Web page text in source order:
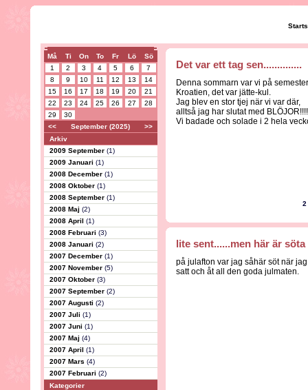
Må Ti On To Fr Lö
Sö
1
2 3 4 5 6
7
8
9 10 11 12 13
14
15
16 17 18 19 20
21
22
23 24 25 26 27
28
29
30
<<
September (2025)
>>
Arkiv
2009 September (1)
2009 Januari (1)
2008 December (1)
2008 Oktober (1)
2008 September (1)
2008 Maj (2)
2008 April (1)
2008 Februari (3)
2008 Januari (2)
2007 December (1)
2007 November (5)
2007 Oktober (3)
2007 September (2)
2007 Augusti (2)
2007 Juli (1)
2007 Juni (1)
2007 Maj (4)
2007 April (1)
2007 Mars (4)
2007 Februari (2)
Kategorier
Det var ett tag sen..............
Denna sommarn var vi på
Kroatien, det var jätte-kul.
Jag blev en stor tjej när vi var där,
alltså jag har slutat med BLÖJOR!!!!
Vi badade och solade i 2 hela
2
lite sent......men här är
på julafton var jag såhär söt när jag
satt och åt all den goda julmaten.